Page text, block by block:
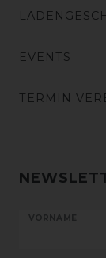
EVENTS
TERMIN
VORNAME